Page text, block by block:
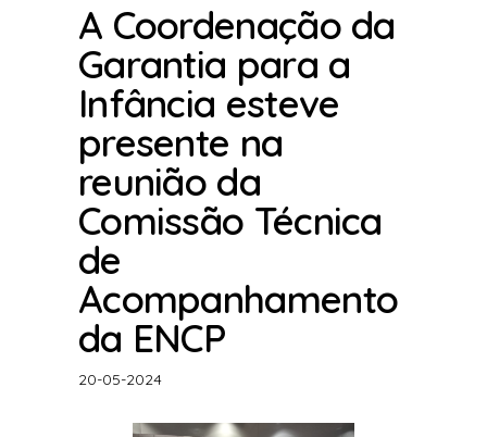
A Coordenação da
Garantia para a
Infância esteve
presente na
reunião da
Comissão Técnica
de
Acompanhamento
da ENCP
20-05-2024